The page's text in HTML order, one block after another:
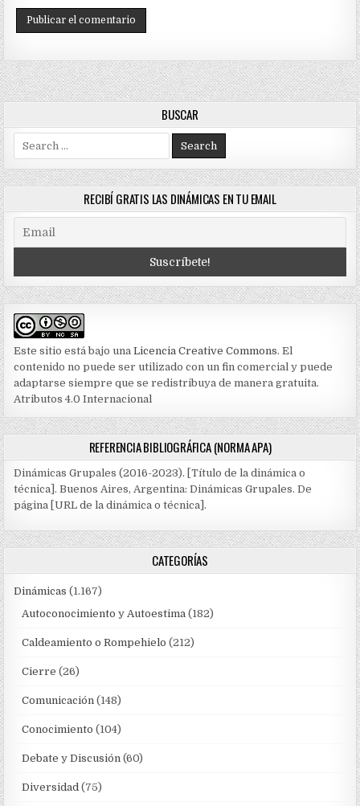
BUSCAR
Search
for:
RECIBÍ GRATIS LAS DINÁMICAS EN TU EMAIL
Este sitio está bajo unaLicencia Creative Commons. El
contenido no puede ser utilizado con un fin comercial y puede
adaptarse siempre que se redistribuya de manera gratuita.
Atributos 4.0 Internacional
REFERENCIA BIBLIOGRÁFICA (NORMA APA)
Dinámicas Grupales (2016-2023). [Título de la dinámica o
técnica]. Buenos Aires, Argentina: Dinámicas Grupales. De
página [URL de la dinámica o técnica].
CATEGORÍAS
Dinámicas (1.167)
Autoconocimiento y Autoestima (182)
Caldeamiento o Rompehielo (212)
Cierre (26)
Comunicación (148)
Conocimiento (104)
Debate y Discusión (60)
Diversidad (75)